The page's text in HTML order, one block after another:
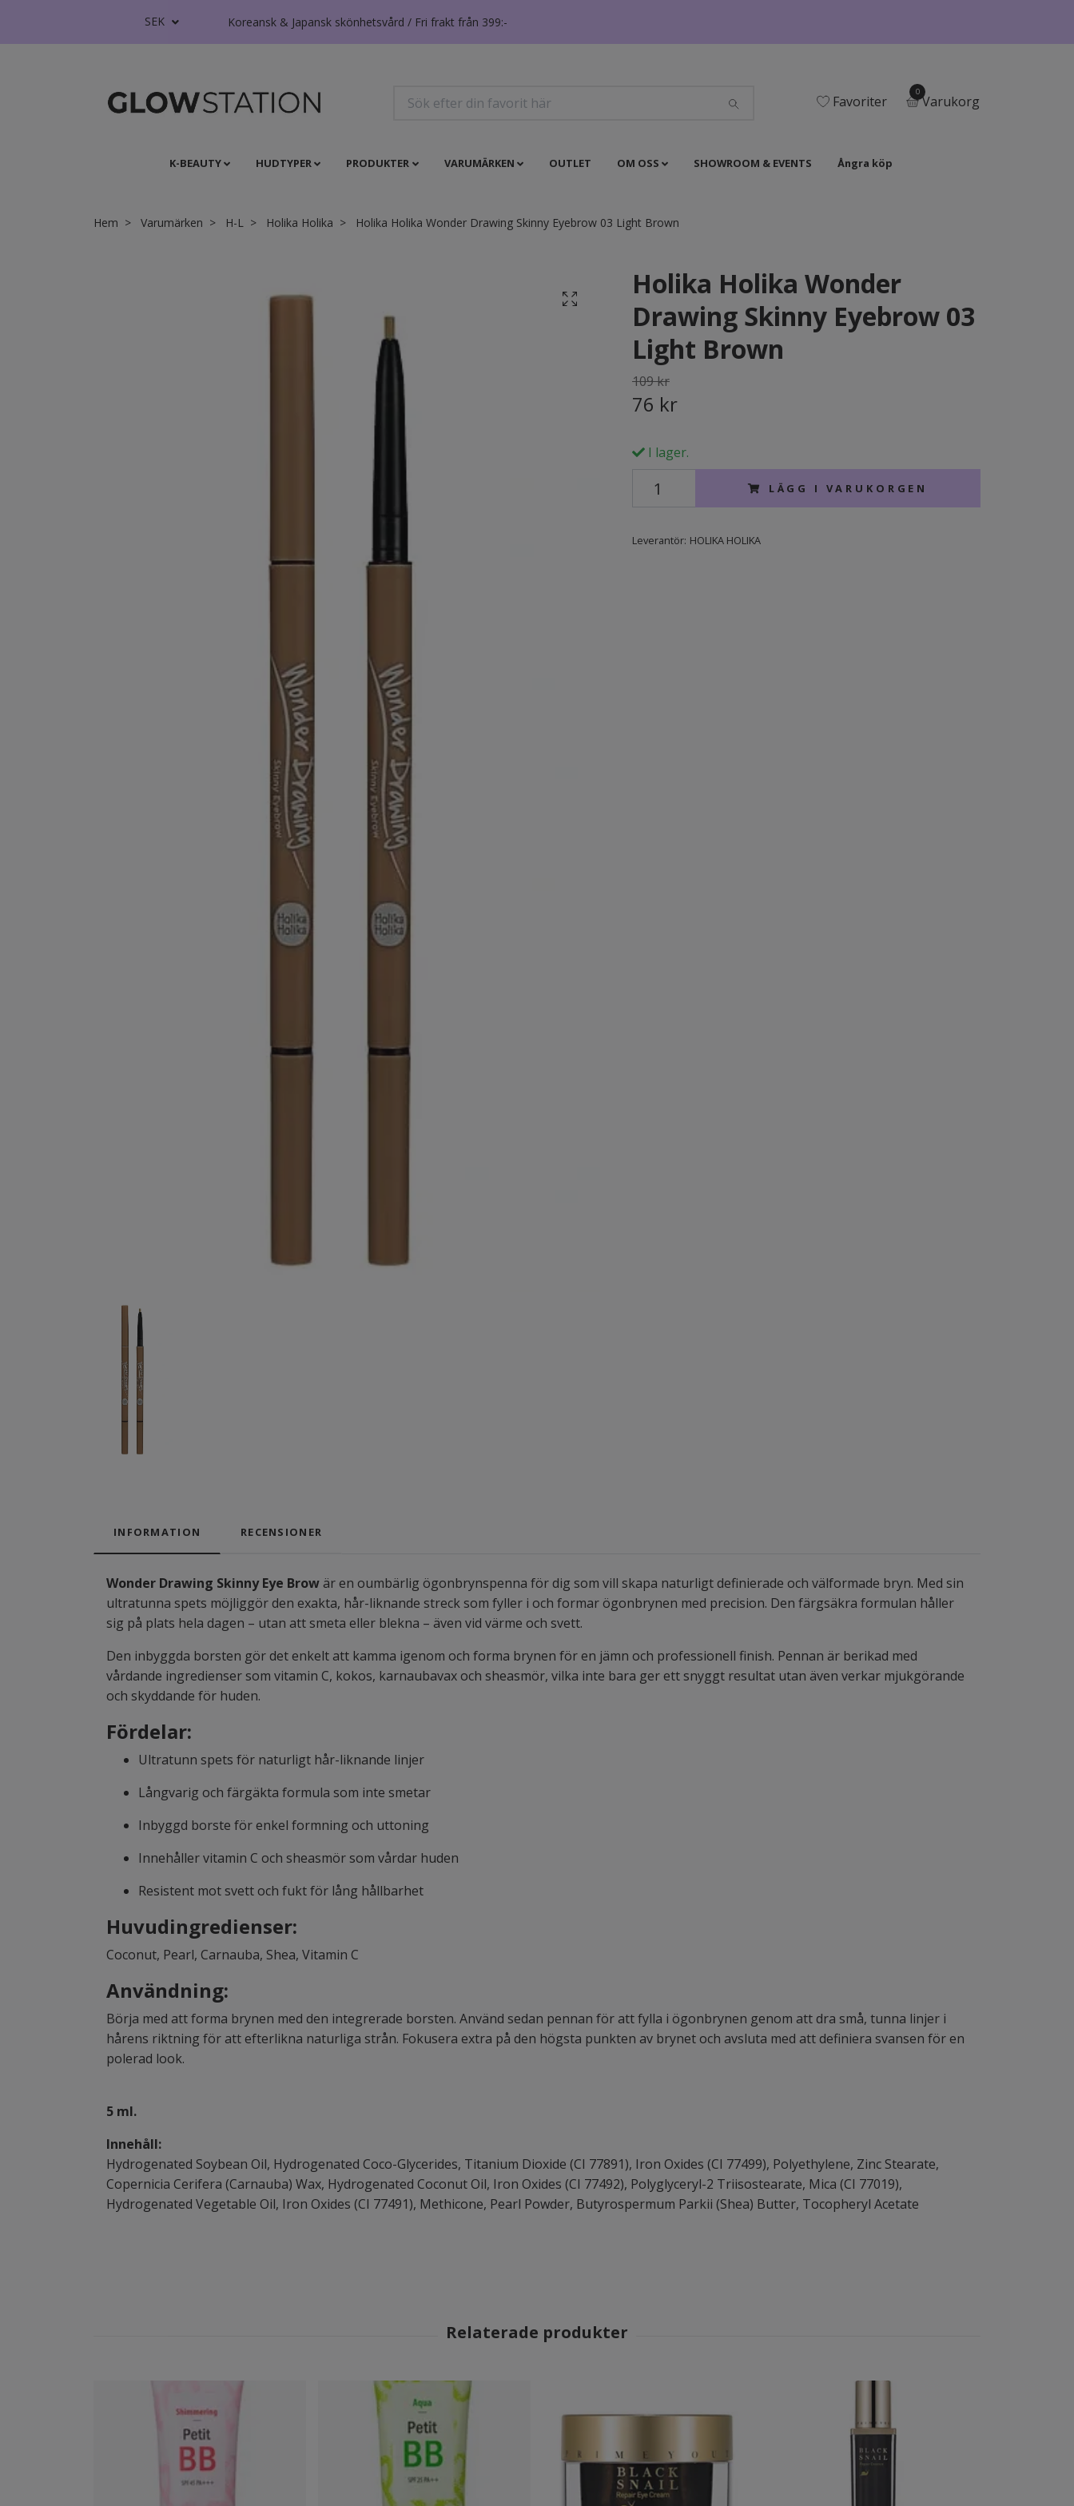
SEK Koreansk & Japansk skönhetsvård / Fri frakt från 399:-
Favoriter
0
Varukorg
K-BEAUTY HUDTYPER PRODUKTER VARUMÄRKEN OUTLET OM OSS SHOWROOM & EVENTS Ångra köp
Hem Varumärken H-L Holika Holika Holika Holika Wonder Drawing Skinny Eyebrow 03 Light Brown
Holika Holika Wonder
Drawing Skinny Eyebrow 03
Light Brown
109 kr
76 kr
I lager.
LÄGG I VARUKORGEN
Leverantör: HOLIKA HOLIKA
INFORMATION RECENSIONER
Wonder Drawing Skinny Eye Browär en oumbärlig ögonbrynspenna för dig som vill skapa naturligt definierade och välformade bryn. Med sin
ultratunna spets möjliggör den exakta, hår-liknande streck som fyller i och formar ögonbrynen med precision. Den färgsäkra formulan håller
sig på plats hela dagen – utan att smeta eller blekna – även vid värme och svett.
Den inbyggda borsten gör det enkelt att kamma igenom och forma brynen för en jämn och professionell finish. Pennan är berikad med
vårdande ingredienser som vitamin C, kokos, karnaubavax och sheasmör, vilka inte bara ger ett snyggt resultat utan även verkar mjukgörande
och skyddande för huden.
Fördelar:
Ultratunn spets för naturligt hår-liknande linjer
Långvarig och färgäkta formula som inte smetar
Inbyggd borste för enkel formning och uttoning
Innehåller vitamin C och sheasmör som vårdar huden
Resistent mot svett och fukt för lång hållbarhet
Huvudingredienser:
Coconut, Pearl, Carnauba, Shea, Vitamin C
Användning:
Börja med att forma brynen med den integrerade borsten. Använd sedan pennan för att fylla i ögonbrynen genom att dra små, tunna linjer i
hårens riktning för att efterlikna naturliga strån. Fokusera extra på den högsta punkten av brynet och avsluta med att definiera svansen för en
polerad look.
5 ml.
Innehåll:
Hydrogenated Soybean Oil, Hydrogenated Coco-Glycerides, Titanium Dioxide (CI 77891), Iron Oxides (CI 77499), Polyethylene, Zinc Stearate,
Copernicia Cerifera (Carnauba) Wax, Hydrogenated Coconut Oil, Iron Oxides (CI 77492), Polyglyceryl-2 Triisostearate, Mica (CI 77019),
Hydrogenated Vegetable Oil, Iron Oxides (CI 77491), Methicone, Pearl Powder, Butyrospermum Parkii (Shea) Butter, Tocopheryl Acetate